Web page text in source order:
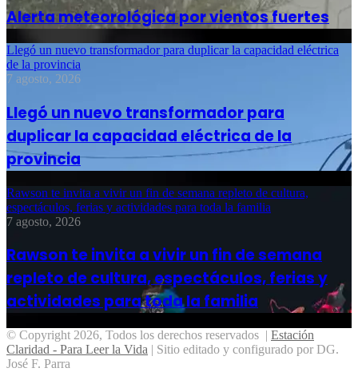
Alerta meteorológica por vientos fuertes
Llegó un nuevo transformador para duplicar la capacidad eléctrica
de la provincia
7 agosto, 2026
Llegó un nuevo transformador para
duplicar la capacidad eléctrica de la
provincia
Rawson te invita a vivir un fin de semana repleto de cultura,
espectáculos, ferias y actividades para toda la familia
7 agosto, 2026
Rawson te invita a vivir un fin de semana
repleto de cultura, espectáculos, ferias y
actividades para toda la familia
© Copyright 2026, Todos los derechos reservados | Estación
Claridad - Para Leer la Vida | Sitio editado y configurado por DG.
José F. Parra